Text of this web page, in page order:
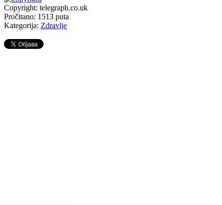
Copyright: telegraph.co.uk
Pročitano: 1513 puta
Kategorija: Zdravlje